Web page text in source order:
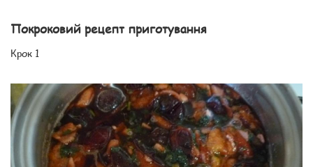
Покроковий рецепт приготування
Крок 1